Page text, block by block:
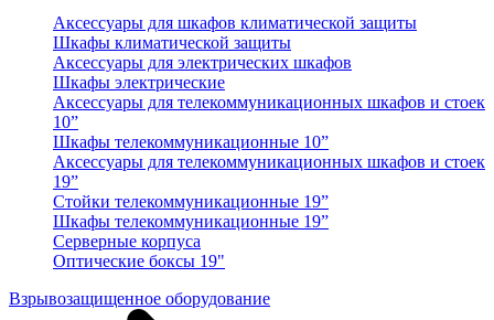
Аксессуары для шкафов климатической защиты
Шкафы климатической защиты
Аксессуары для электрических шкафов
Шкафы электрические
Аксессуары для телекоммуникационных шкафов и стоек
10”
Шкафы телекоммуникационные 10”
Аксессуары для телекоммуникационных шкафов и стоек
19”
Стойки телекоммуникационные 19”
Шкафы телекоммуникационные 19”
Серверные корпуса
Оптические боксы 19"
Взрывозащищенное оборудование